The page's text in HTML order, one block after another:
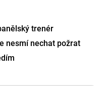
trenér
nesmí nechat požrat